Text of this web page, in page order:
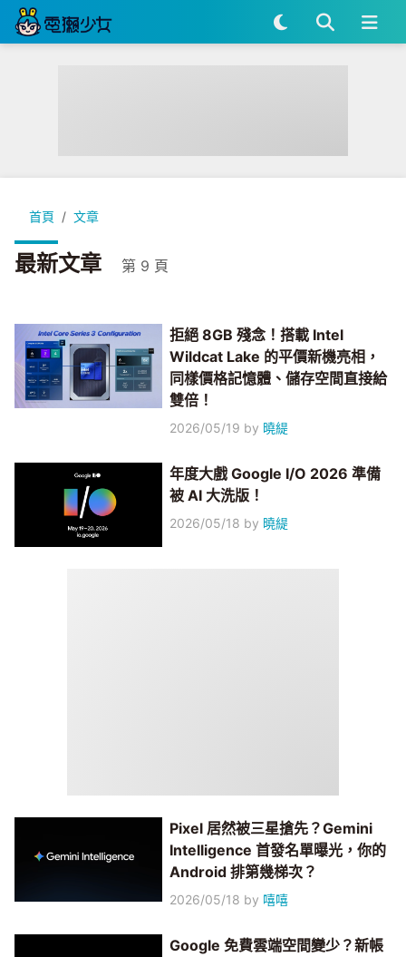
首頁 文章
最新文章 第 9 頁
拒絕 8GB 殘念！搭載 Intel
Wildcat Lake 的平價新機亮相，
同樣價格記憶體、儲存空間直接給
雙倍！
2026/05/19 by 曉緹
年度大戲 Google I/O 2026 準備
被 AI 大洗版！
2026/05/18 by 曉緹
Pixel 居然被三星搶先？Gemini
Intelligence 首發名單曝光，你的
Android 排第幾梯次？
2026/05/18 by 嘻嘻
Google 免費雲端空間變少？新帳